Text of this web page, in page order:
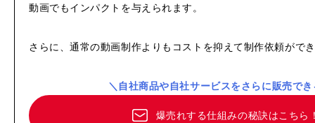
動画でもインパクトを与えられます。
さらに、通常の動画制作よりもコストを抑えて制作依頼がで
＼自社商品や自社サービスをさらに販売で
爆売れする仕組みの秘訣はこちら